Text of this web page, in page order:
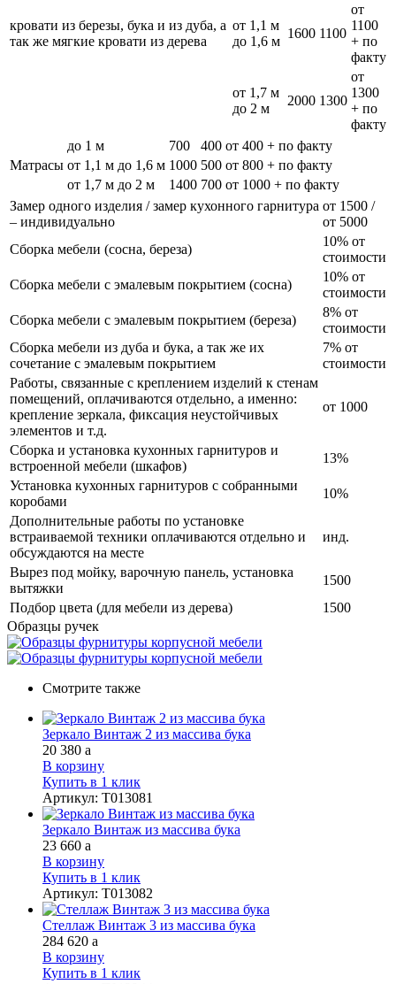
кровати из березы, бука и из дуба, а
так же мягкие кровати из дерева
от 1,1 м
до 1,6 м
1600 1100
от
1100
+ по
факту
от 1,7 м
до 2 м
2000 1300
от
1300
+ по
факту
Матрасы
до 1 м 700 400 от 400 + по факту
от 1,1 м до 1,6 м 1000 500 от 800 + по факту
от 1,7 м до 2 м
1400 700 от 1000 + по факту
Замер одного изделия / замер кухонного гарнитура
– индивидуально
от 1500 /
от 5000
Сборка мебели (сосна, береза)
10% от
стоимости
Сборка мебели с эмалевым покрытием (сосна)
10% от
стоимости
Сборка мебели с эмалевым покрытием (береза)
8% от
стоимости
Сборка мебели из дуба и бука, а так же их
сочетание с эмалевым покрытием
7% от
стоимости
Работы, связанные с креплением изделий к стенам
помещений, оплачиваются отдельно, а именно:
крепление зеркала, фиксация неустойчивых
элементов и т.д.
от 1000
Сборка и установка кухонных гарнитуров и
встроенной мебели (шкафов)
13%
Установка кухонных гарнитуров с собранными
коробами
10%
Дополнительные работы по установке
встраиваемой техники оплачиваются отдельно и
обсуждаются на месте
инд.
Вырез под мойку, варочную панель, установка
вытяжки
1500
Подбор цвета (для мебели из дерева)
1500
Образцы ручек
Смотрите также
Зеркало Винтаж 2 из массива бука
20 380 a
В корзину
Купить в 1 клик
Артикул: Т013081
Зеркало Винтаж из массива бука
23 660 a
В корзину
Купить в 1 клик
Артикул: Т013082
Стеллаж Винтаж 3 из массива бука
284 620 a
В корзину
Купить в 1 клик